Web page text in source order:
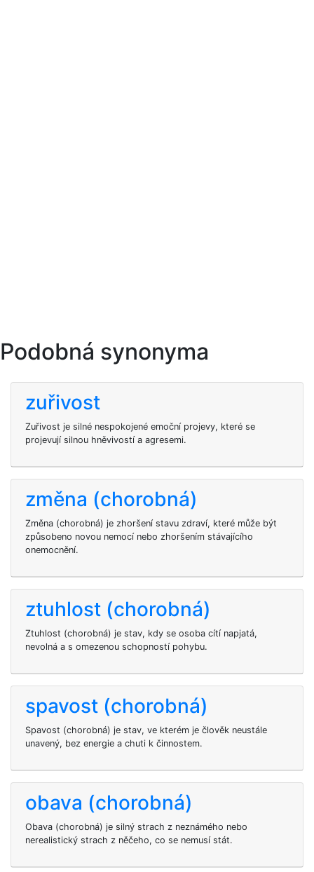
Podobná synonyma
zuřivost
Zuřivost je silné nespokojené emoční projevy, které se
projevují silnou hněvivostí a agresemi.
změna (chorobná)
Změna (chorobná) je zhoršení stavu zdraví, které může být
způsobeno novou nemocí nebo zhoršením stávajícího
onemocnění.
ztuhlost (chorobná)
Ztuhlost (chorobná) je stav, kdy se osoba cítí napjatá,
nevolná a s omezenou schopností pohybu.
spavost (chorobná)
Spavost (chorobná) je stav, ve kterém je člověk neustále
unavený, bez energie a chuti k činnostem.
obava (chorobná)
Obava (chorobná) je silný strach z neznámého nebo
nerealistický strach z něčeho, co se nemusí stát.